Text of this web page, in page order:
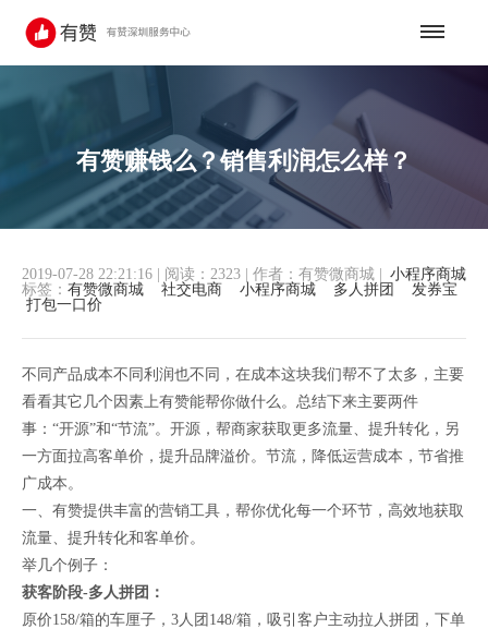
有赞赚钱么？销售利润怎么样？
小程序商城
2019-07-28 22:21:16 阅读：2323 作者：有赞微商城
标签： 有赞微商城 社交电商 小程序商城 多人拼团
发券宝
打包一口价
不同产品成本不同利润也不同，在成本这块我们帮不了太多，主要
看看其它几个因素上有赞能帮你做什么。总结下来主要两件
事：“开源”和“节流”。开源，帮商家获取更多流量、提升转化，另
一方面拉高客单价，提升品牌溢价。节流，降低运营成本，节省推
广成本。
一、有赞提供丰富的营销工具，帮你优化每一个环节，高效地获取
流量、提升转化和客单价。
举几个例子：
获客阶段-多人拼团：
原价158/箱的车厘子，3人团148/箱，吸引客户主动拉人拼团，下单